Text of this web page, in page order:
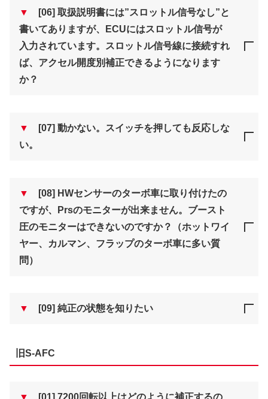
▼
[06] 取扱説明書には”スロットル信号なし”と
書いてありますが、ECUにはスロットル信号が
入力されています。スロットル信号線に接続すれ
ば、アクセル開度別補正できるようになります
か？
▼
[07] 動かない。スイッチを押しても反応しな
い。
▼
[08] HWセンサーのターボ車に取り付けたの
ですが、Prsのモニターが出来ません。ブースト
圧のモニターはできないのですか？（ホットワイ
ヤー、カルマン、フラップのターボ車に多い質
問）
▼ [09] 純正の状態を知りたい
旧S-AFC